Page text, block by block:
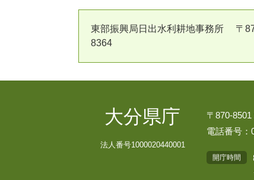
東部振興局日出水利耕地事務所 〒
8364
大分県庁
法人番号1000020440001
〒870-
電話番号：
開庁時間